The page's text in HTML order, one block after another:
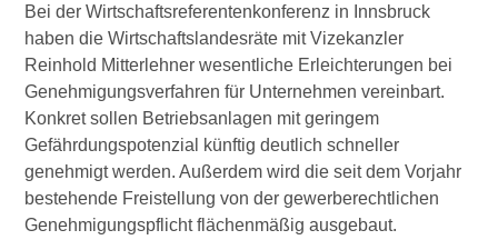
Bei der Wirtschaftsreferentenkonferenz in Innsbruck
haben die Wirtschaftslandesräte mit Vizekanzler
Reinhold Mitterlehner wesentliche Erleichterungen bei
Genehmigungsverfahren für Unternehmen vereinbart.
Konkret sollen Betriebsanlagen mit geringem
Gefährdungspotenzial künftig deutlich schneller
genehmigt werden. Außerdem wird die seit dem Vorjahr
bestehende Freistellung von der gewerberechtlichen
Genehmigungspflicht flächenmäßig ausgebaut.